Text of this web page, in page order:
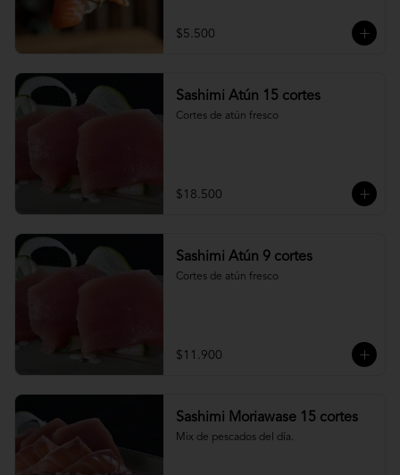
$5.500
Sashimi Atún 15 cortes
Cortes de atún fresco
$18.500
Sashimi Atún 9 cortes
Cortes de atún fresco
$11.900
Sashimi Moriawase 15 cortes
Mix de pescados del día.